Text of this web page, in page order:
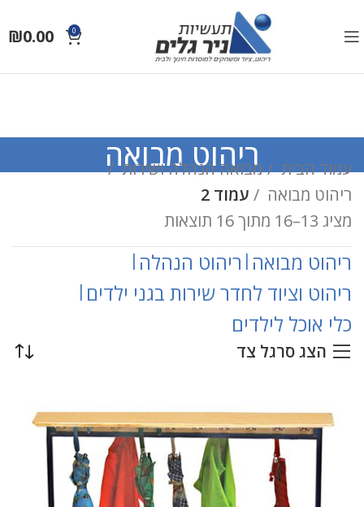
0
₪0.00
ריהוט מבואה עמוד הבית
מבואה הנהלה ושירות
ריהוט מבואה
עמוד 2
מציג 13–16 מתוך 16 תוצאות
ריהוט מבואה | ריהוט הנהלה |
ריהוט וציוד לחדר שירות בגני ילדים |
כלי אוכל לילדים
הצג סרגל צד